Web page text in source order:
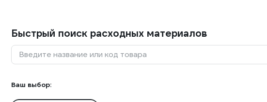
Быстрый поиск расходных материалов
Введите название или код товара
Ваш выбор: